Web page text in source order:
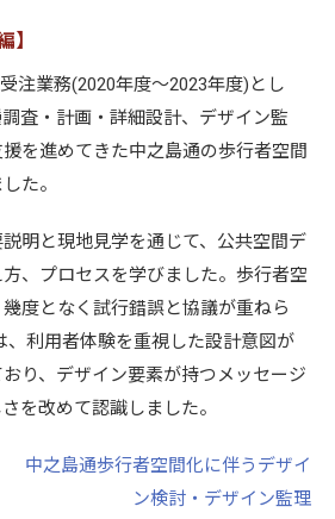
】
注業務(2020年度～2023年度)とし
査・計画・詳細設計、デザイン監
を進めてきた中之島通の歩行者空間
た。
明と現地⾒学を通じて、公共空間デ
、プロセスを学びました。歩行者空
度となく試行錯誤と協議が重ねら
、利用者体験を重視した設計意図が
り、デザイン要素が持つメッセージ
を改めて認識しました。
中之島通歩行者空間化に伴うデザイ
ン検討・デザイン監理